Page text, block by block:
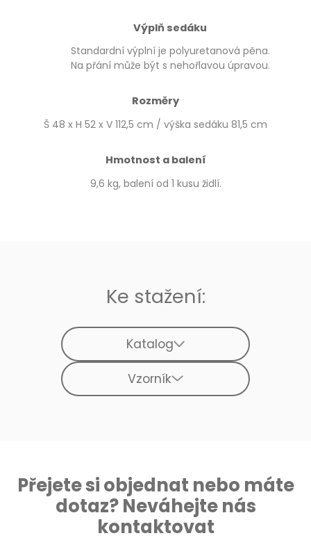
Výplň sedáku
Standardní výplní je polyuretanová pěna.
Na přání může být s nehořlavou úpravou.
Rozměry
Š 48 x H 52 x V 112,5 cm / výška sedáku 81,5 cm
Hmotnost a balení
9,6 kg, balení od 1 kusu židlí.
Ke stažení:
Katalog
Vzorník
Přejete si objednat nebo máte
dotaz? Neváhejte nás
kontaktovat